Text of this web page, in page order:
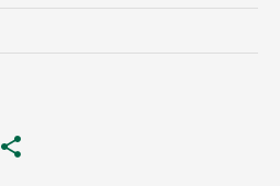
kartě
na nové kartě
otevře na nové kartě